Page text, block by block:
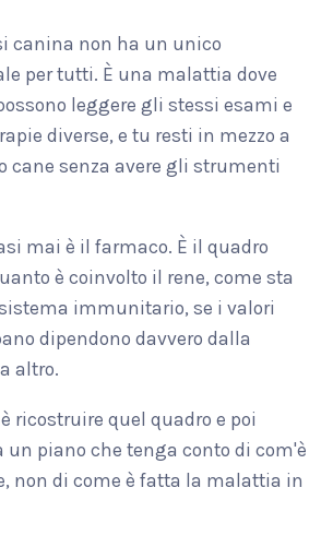
canina non ha un unico
per tutti. È una malattia dove
leggere gli stessi esami e
diverse, e tu resti in mezzo a
cane senza avere gli strumenti
mai è il farmaco. È il quadro
è coinvolto il rene, come sta
immunitario, se i valori
dipendono davvero dalla
altro.
ricostruire quel quadro e poi
un piano che tenga conto di com'è
non di come è fatta la malattia in